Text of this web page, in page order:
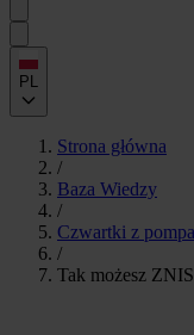
PL
Strona główna
/
Baza Wiedzy
/
Czwartki z
/
Tak możesz